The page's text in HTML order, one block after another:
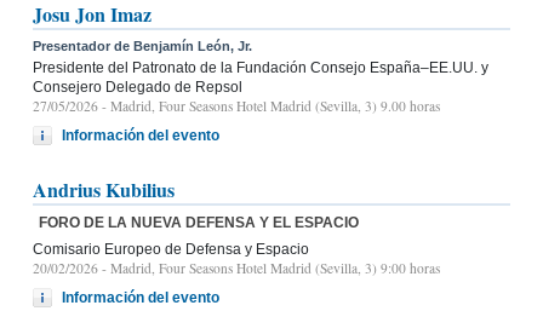
Josu Jon Imaz
Presentador de Benjamín León, Jr.
Presidente del Patronato de la Fundación Consejo España–EE.UU. y
Consejero Delegado de Repsol
27/05/2026 - Madrid, Four Seasons Hotel Madrid (Sevilla, 3) 9.00 horas
Información del evento
Andrius Kubilius
FORO DE LA NUEVA DEFENSA Y EL ESPACIO
Comisario Europeo de Defensa y Espacio
20/02/2026 - Madrid, Four Seasons Hotel Madrid (Sevilla, 3) 9:00 horas
Información del evento